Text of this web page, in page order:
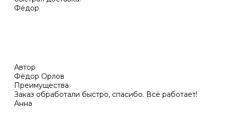
Фёдор
Автор
Фёдор Орлов
Преимущества
Заказ обработали быстро, спасибо. Всё работает!
Анна